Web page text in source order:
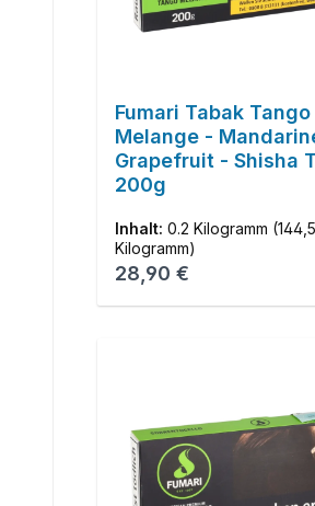
Fumari Tabak Tango
Melange -
Grapefruit - Shisha
200g
Inhalt: 0.2 Kilogramm
Kilogramm)
Regulärer Preis:
28,90 €